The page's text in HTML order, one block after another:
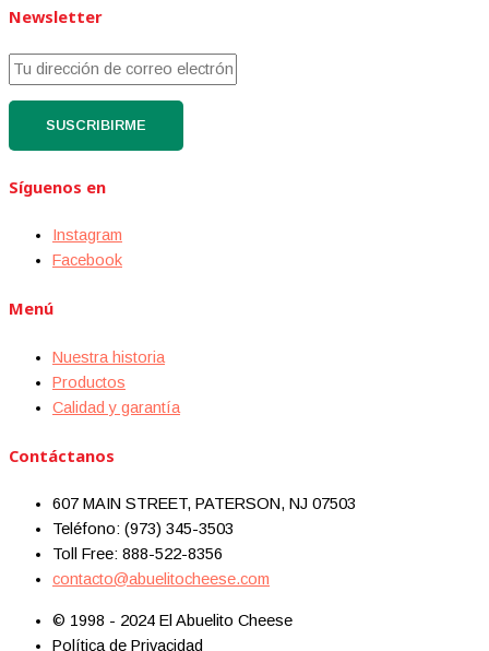
Newsletter
Síguenos en
Instagram
Facebook
Menú
Nuestra historia
Productos
Calidad y garantía
Contáctanos
607 MAIN STREET, PATERSON, NJ 07503
Teléfono: (973) 345-3503
Toll Free: 888-522-8356
contacto@abuelitocheese.com
© 1998 - 2024 El Abuelito Cheese
Política de Privacidad